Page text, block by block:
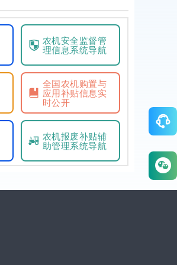
农机安全监督管
理信息系统导航
全国农机购置与
应用补贴信息实
时公开
农机报废补贴辅
助管理系统导航